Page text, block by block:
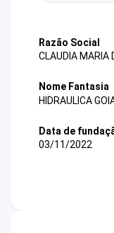
Razão Social
CLAUDIA MARIA
Nome Fantasia
HIDRAULICA
Data de
03/11/2022